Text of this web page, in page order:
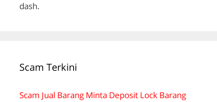
dash.
Scam Terkini
Scam Jual Barang Minta Deposit Lock Barang